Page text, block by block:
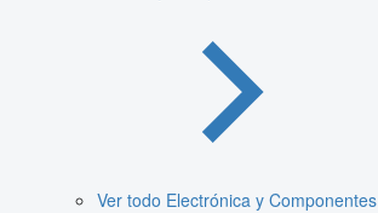
Ver todo Electrónica y Componentes